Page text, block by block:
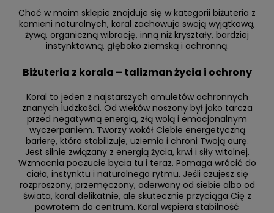
Choć w moim sklepie znajduje się w kategorii biżuteria z
kamieni naturalnych, koral zachowuje swoją wyjątkową,
żywą, organiczną wibrację, inną niż kryształy, bardziej
instynktowną, głęboko ziemską i ochronną.
Biżuteria z korala – talizman życia i ochrony
Koral to jeden z najstarszych amuletów ochronnych
znanych ludzkości. Od wieków noszony był jako tarcza
przed negatywną energią, złą wolą i emocjonalnym
wyczerpaniem. Tworzy wokół Ciebie energetyczną
barierę, która stabilizuje, uziemia i chroni Twoją aurę.
Jest silnie związany z energią życia, krwi i siły witalnej.
Wzmacnia poczucie bycia tu i teraz. Pomaga wrócić do
ciała, instynktu i naturalnego rytmu. Jeśli czujesz się
rozproszony, przemęczony, oderwany od siebie albo od
świata, koral delikatnie, ale skutecznie przyciąga Cię z
powrotem do centrum. Koral wspiera stabilność